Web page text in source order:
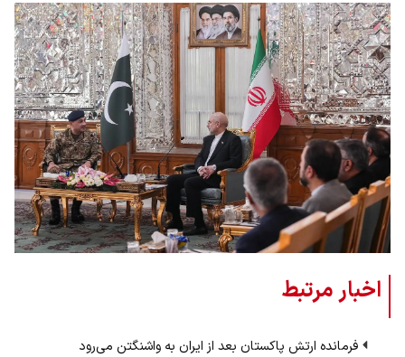
اخبار مرتبط
فرمانده ارتش پاکستان بعد از ایران به واشنگتن می‌رود